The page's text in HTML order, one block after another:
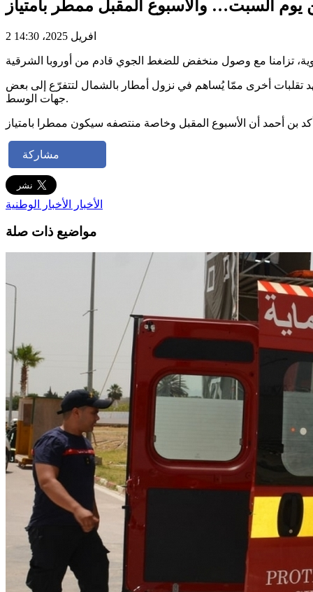
يوم السبت… والأسبوع المقبل ممطر بامتياز
2 افريل 2025، 14:30
بن أحمد على موجات الإذاعة الوطنية اليوم الأربعاء 2 أفريل 2025، إن يوم الأحد سيشهد تقلبات أخرى ممّا يُساهم في نزول أمطار بالشمال لتتفرّع إلى بعض
جهات الوسط.
مشاركة
الأخبار الأخبار الوطنية
مواضيع ذات صلة